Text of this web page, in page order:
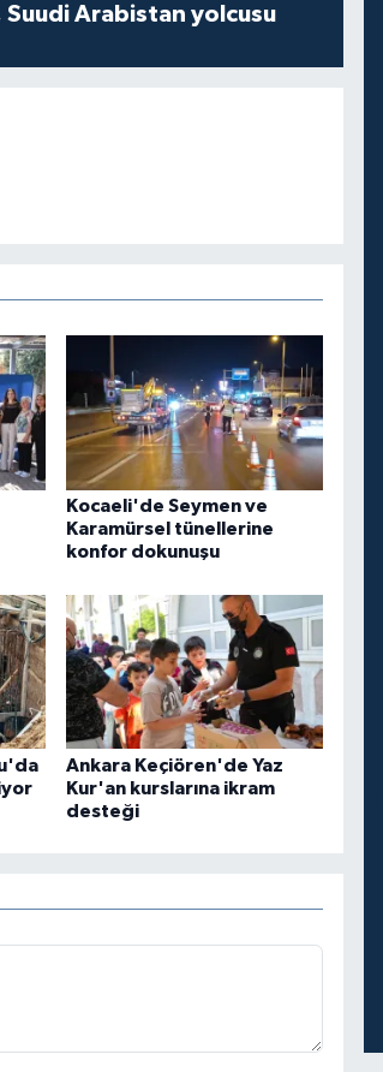
Suudi Arabistan yolcusu
Kocaeli'de Seymen ve
Karamürsel tünellerine
konfor dokunuşu
Ankara Keçiören'de Yaz
Kur'an kurslarına ikram
desteği